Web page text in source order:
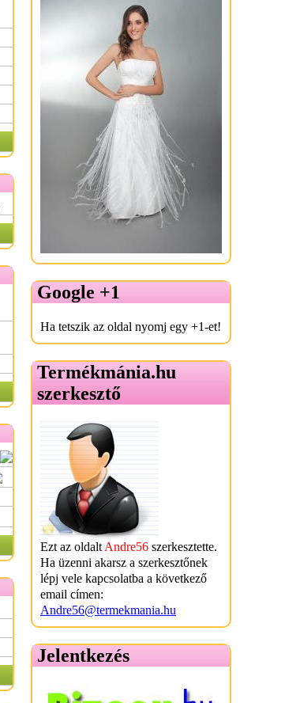
Google +1
Ha tetszik az oldal nyomj egy +1-et!
Termékmánia.hu
szerkesztő
Ezt az oldalt Andre56 szerkesztette.
Ha üzenni akarsz a szerkesztőnek
lépj vele kapcsolatba a következő
email címen:
Andre56@termekmania.hu
Jelentkezés